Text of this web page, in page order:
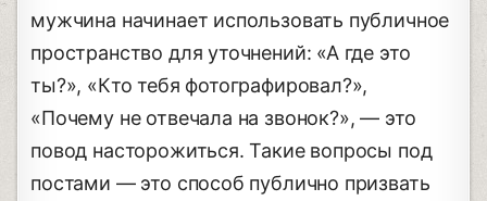
мужчина начинает использовать публичное
пространство для уточнений: «А где это
ты?», «Кто тебя фотографировал?»,
«Почему не отвечала на звонок?», — это
повод насторожиться. Такие вопросы под
постами — это способ публично призвать